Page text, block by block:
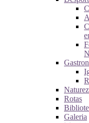
Rotas
Galeria